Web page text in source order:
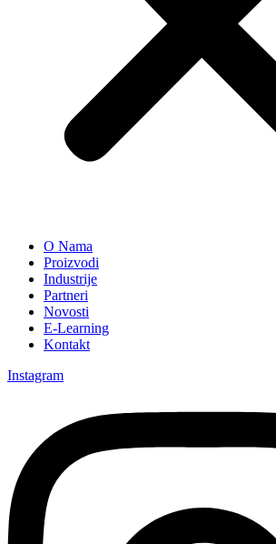
O Nama
Proizvodi
Industrije
Partneri
Novosti
E-Learning
Kontakt
Instagram